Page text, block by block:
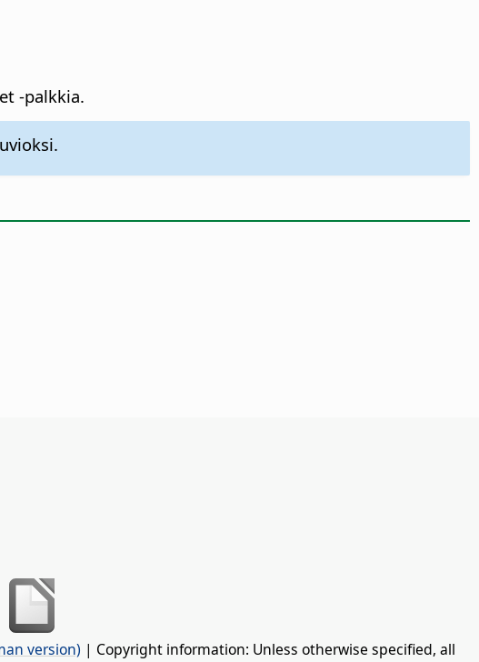
-palkkia.
version) | Copyright information: Unless otherwise specified, all